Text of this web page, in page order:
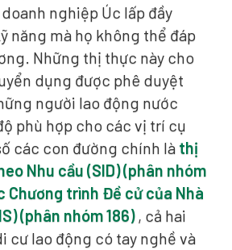
nghiệp Úc lấp đầy
năng mà họ không thể đáp
Những thị thực này cho
dụng được phê duyệt
người lao động nước
phù hợp cho các vị trí cụ
các con đường chính là thị
Nhu cầu (SID) (phân nhóm
Chương trình Đề cử của Nhà
(phân nhóm 186), cả hai
cư lao động có tay nghề và